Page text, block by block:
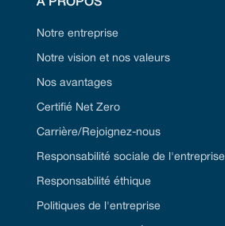
À PROPOS
Notre entreprise
Notre vision et nos valeurs
Nos avantages
Certifié Net Zero
Carrière/Rejoignez-nous
Responsabilité sociale de l'entreprise
Responsabilité éthique
Politiques de l'entreprise